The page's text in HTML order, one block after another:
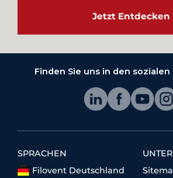
Jetzt Entdecken
Finden Sie uns in den
SPRACHEN
Filovent Deutschland